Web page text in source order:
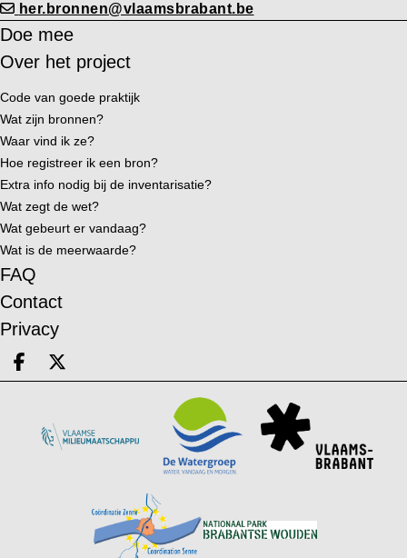
her.bronnen@vlaamsbrabant.be
Doe mee
Over het project
Code van goede praktijk
Wat zijn bronnen?
Waar vind ik ze?
Hoe registreer ik een bron?
Extra info nodig bij de inventarisatie?
Wat zegt de wet?
Wat gebeurt er vandaag?
Wat is de meerwaarde?
FAQ
Contact
Privacy
Deel op facebook
Deel op X